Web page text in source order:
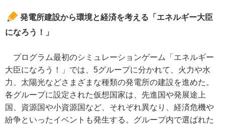
発電所建設から環境と経済を考える「エネルギー大臣
になろう！」
プログラム最初のシミュレーションゲーム「エネルギー
大臣になろう！」では、5グループに分かれて、火力や水
力、太陽光などさまざまな種類の発電所の建設を進めた。
各グループに設定された仮想国家は、先進国や発展途上
国、資源国や小資源国など、それぞれ異なり、経済危機や
紛争といったイベントも発生する。グループ内で選ばれた